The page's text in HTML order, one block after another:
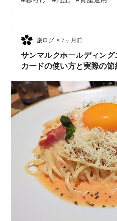
ちらを先に食べるか迷いました
す。 至高の方が ・バター感
旅ログ • 7ヶ月前
サンマルクホールディン
カードの使い方と実際の